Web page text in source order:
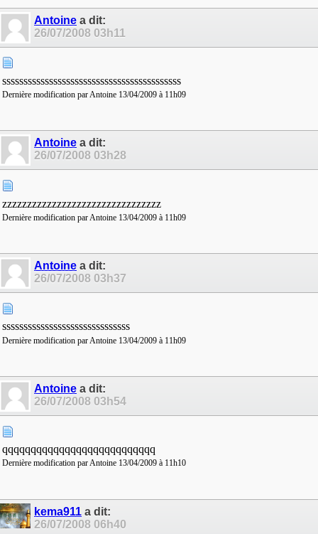
Antoine a dit:
26/07/2008 03h11
ssssssssssssssssssssssssssssssssssssssssss
Dernière modification par Antoine 13/04/2009 à 11h09
Antoine a dit:
26/07/2008 03h28
zzzzzzzzzzzzzzzzzzzzzzzzzzzzzzzz
Dernière modification par Antoine 13/04/2009 à 11h09
Antoine a dit:
26/07/2008 03h37
ssssssssssssssssssssssssssssss
Dernière modification par Antoine 13/04/2009 à 11h09
Antoine a dit:
26/07/2008 03h54
qqqqqqqqqqqqqqqqqqqqqqqqqqq
Dernière modification par Antoine 13/04/2009 à 11h10
kema911 a dit:
26/07/2008 06h40